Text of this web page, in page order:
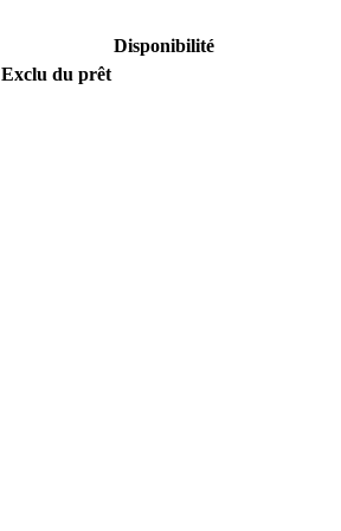
Disponibilité
Exclu du prêt